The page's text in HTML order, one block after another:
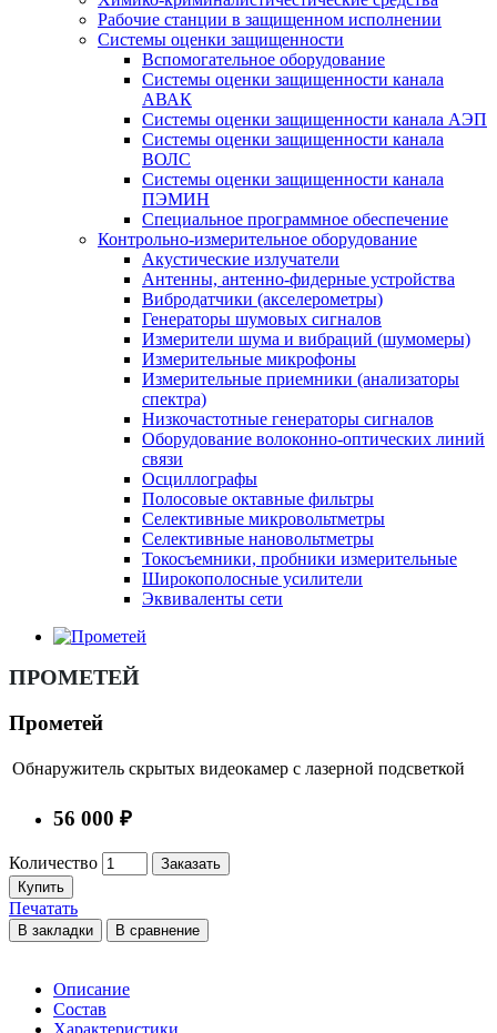
Рабочие станции в защищенном исполнении
Системы оценки защищенности
Вспомогательное оборудование
Системы оценки защищенности канала
АВАК
Системы оценки защищенности канала АЭП
Системы оценки защищенности канала
ВОЛС
Системы оценки защищенности канала
ПЭМИН
Специальное программное обеспечение
Контрольно-измерительное оборудование
Акустические излучатели
Антенны, антенно-фидерные устройства
Вибродатчики (акселерометры)
Генераторы шумовых сигналов
Измерители шума и вибраций (шумомеры)
Измерительные микрофоны
Измерительные приемники (анализаторы
спектра)
Низкочастотные генераторы сигналов
Оборудование волоконно-оптических линий
связи
Осциллографы
Полосовые октавные фильтры
Селективные микровольтметры
Селективные нановольтметры
Токосъемники, пробники измерительные
Широкополосные усилители
Эквиваленты сети
ПРОМЕТЕЙ
Прометей
Обнаружитель скрытых видеокамер с лазерной подсветкой
56 000 ₽
Количество
Заказать
Купить
Печатать
В закладки В сравнение
Описание
Состав
Характеристики